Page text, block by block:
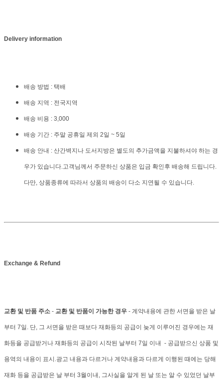
Delivery information
배송 방법 : 택배
배송 지역 : 전국지역
배송 비용 : 3,000
배송 기간 : 주말 공휴일 제외 2일 ~ 5일
배송 안내 : 산간벽지나 도서지방은 별도의 추가금액을 지불하셔야 하는 경
우가 있습니다.고객님께서 주문하신 상품은 입금 확인후 배송해 드립니다.
다만, 상품종류에 따라서 상품의 배송이 다소 지연될 수 있습니다.
Exchange & Refund
교환 및 반품 주소 - 교환 및 반품이 가능한 경우 - 계약내용에 관한 서면을 받은 날
부터 7일. 단, 그 서면을 받은 때보다 재화등의 공급이 늦게 이루어진 경우에는 재
화등을 공급받거나 재화등의 공급이 시작된 날부터 7일 이내 - 공급받으신 상품 및
용역의 내용이 표시.광고 내용과 다르거나 계약내용과 다르게 이행된 때에는 당해
재화 등을 공급받은 날 부터 3월이내, 그사실을 알게 된 날 또는 알 수 있었던 날부